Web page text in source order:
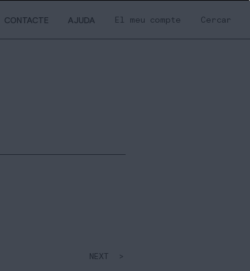
CONTACTE AJUDA El meu compte Cercar
NEXT >